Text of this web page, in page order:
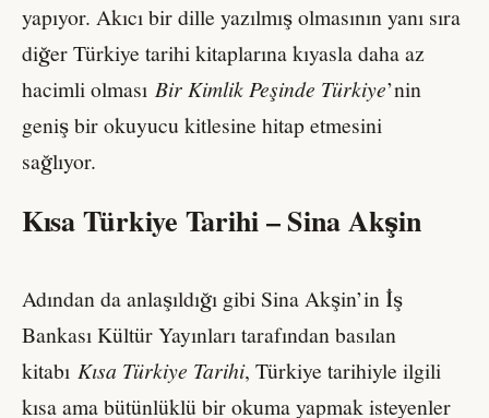
yapıyor. Akıcı bir dille yazılmış olmasının yanı sıra
diğer Türkiye tarihi kitaplarına kıyasla daha az
hacimli olması Bir Kimlik Peşinde Türkiye’nin
geniş bir okuyucu kitlesine hitap etmesini
sağlıyor.
Kısa Türkiye Tarihi – Sina Akşin
Adından da anlaşıldığı gibi Sina Akşin’in İş
Bankası Kültür Yayınları tarafından basılan
kitabı Kısa Türkiye Tarihi, Türkiye tarihiyle ilgili
kısa ama bütünlüklü bir okuma yapmak isteyenler